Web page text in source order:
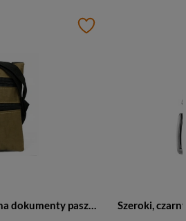
Saszetka na ramię etui na dokumenty paszportówka khaki